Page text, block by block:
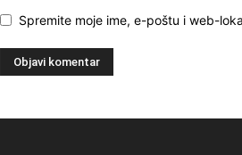
Spremite moje ime, e-poštu i web-